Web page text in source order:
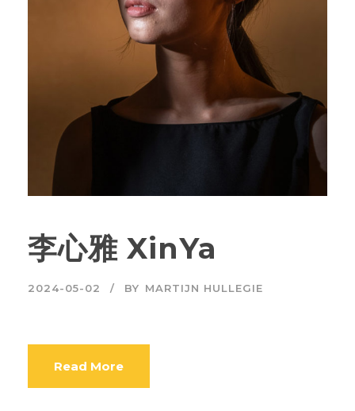
李心雅 XinYa
2024-05-02 BY MARTIJN HULLEGIE
Read More